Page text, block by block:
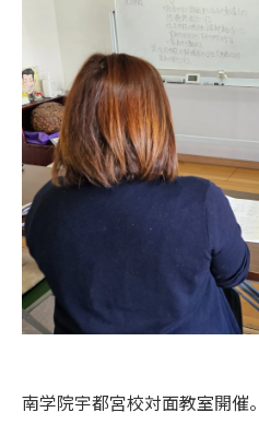
南学院宇都宮校対面教室開催。